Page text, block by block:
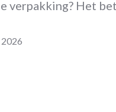
verpakking? Het